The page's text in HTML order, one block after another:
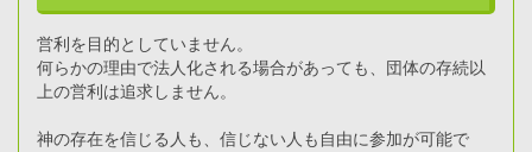
営利を目的としていません。
何らかの理由で法人化される場合があっても、団体の存続以
上の営利は追求しません。
神の存在を信じる人も、信じない人も自由に参加が可能で